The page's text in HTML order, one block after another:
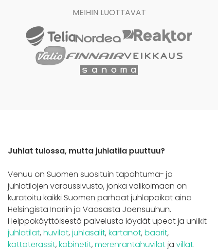
MEIHIN LUOTTAVAT
Juhlat tulossa, mutta juhlatila puuttuu?
Venuu on Suomen suosituin tapahtuma- ja
juhlatilojen varaussivusto, jonka valikoimaan on
kuratoitu kaikki Suomen parhaat juhlapaikat aina
Helsingistä Inariin ja Vaasasta Joensuuhun.
Helppokäyttöisestä palvelusta löydät upeat ja uniikit
juhlatilat, huvilat, juhlasalit, kartanot, baarit,
kattoterassit, kabinetit, merenrantahuvilatja villat.